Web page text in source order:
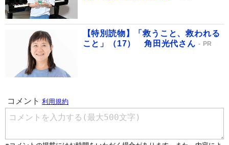
【特別読物】「救うこと、救われる
こと」（17） 角田光代さん
PR